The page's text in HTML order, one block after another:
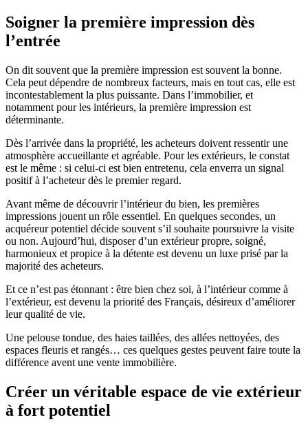
Soigner la première impression dès
l’entrée
On dit souvent que la première impression est souvent la bonne.
Cela peut dépendre de nombreux facteurs, mais en tout cas, elle est
incontestablement la plus puissante. Dans l’immobilier, et
notamment pour les intérieurs, la première impression est
déterminante.
Dès l’arrivée dans la propriété, les acheteurs doivent ressentir une
atmosphère accueillante et agréable. Pour les extérieurs, le constat
est le même : si celui-ci est bien entretenu, cela enverra un signal
positif à l’acheteur dès le premier regard.
Avant même de découvrir l’intérieur du bien, les premières
impressions jouent un rôle essentiel. En quelques secondes, un
acquéreur potentiel décide souvent s’il souhaite poursuivre la visite
ou non. Aujourd’hui, disposer d’un extérieur propre, soigné,
harmonieux et propice à la détente est devenu un luxe prisé par la
majorité des acheteurs.
Et ce n’est pas étonnant : être bien chez soi, à l’intérieur comme à
l’extérieur, est devenu la priorité des Français, désireux d’améliorer
leur qualité de vie.
Une pelouse tondue, des haies taillées, des allées nettoyées, des
espaces fleuris et rangés… ces quelques gestes peuvent faire toute la
différence avent une vente immobilière.
Créer un véritable espace de vie extérieur
à fort potentiel